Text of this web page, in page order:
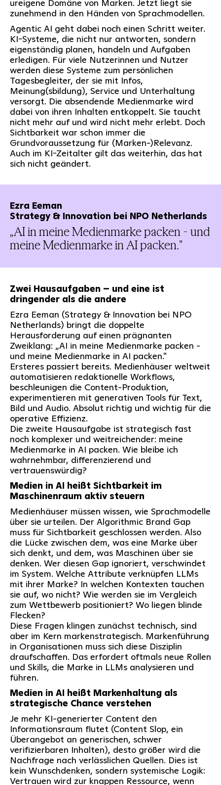
ureigene Domäne von Marken. Jetzt liegt sie
zunehmend in den Händen von Sprachmodellen.
Agentic AI geht dabei noch einen Schritt weiter.
KI-Systeme, die nicht nur antworten, sondern
eigenständig planen, handeln und Aufgaben
erledigen. Für viele Nutzerinnen und Nutzer
werden diese Systeme zum persönlichen
Tagesbegleiter, der sie mit Infos,
Meinung(sbildung), Service und Unterhaltung
versorgt. Die absendende Medienmarke wird
dabei von ihren Inhalten entkoppelt. Sie taucht
nicht mehr auf und wird nicht mehr erlebt. Doch
Sichtbarkeit war schon immer die
Grundvoraussetzung für (Marken-)Relevanz.
Auch im KI-Zeitalter gilt das weiterhin, das hat
sich nicht geändert.
Ezra Eeman
Strategy & Innovation bei NPO Netherlands
„AI in meine Medienmarke packen - und
meine Medienmarke in AI packen."
Zwei Hausaufgaben – und eine ist
dringender als die andere
Ezra Eeman (Strategy & Innovation bei NPO
Netherlands) bringt die doppelte
Herausforderung auf einen prägnanten
Zweiklang: „AI in meine Medienmarke packen -
und meine Medienmarke in AI packen."
Ersteres passiert bereits. Medienhäuser weltweit
automatisieren redaktionelle Workflows,
beschleunigen die Content-Produktion,
experimentieren mit generativen Tools für Text,
Bild und Audio. Absolut richtig und wichtig für die
operative Effizienz.
Die zweite Hausaufgabe ist strategisch fast
noch komplexer und weitreichender: meine
Medienmarke in AI packen. Wie bleibe ich
wahrnehmbar, differenzierend und
vertrauenswürdig?
Medien in AI heißt Sichtbarkeit im
Maschinenraum aktiv steuern
Medienhäuser müssen wissen, wie Sprachmodelle
über sie urteilen. Der Algorithmic Brand Gap
muss für Sichtbarkeit geschlossen werden. Also
die Lücke zwischen dem, was eine Marke über
sich denkt, und dem, was Maschinen über sie
denken. Wer diesen Gap ignoriert, verschwindet
im System. Welche Attribute verknüpfen LLMs
mit ihrer Marke? In welchen Kontexten tauchen
sie auf, wo nicht? Wie werden sie im Vergleich
zum Wettbewerb positioniert? Wo liegen blinde
Flecken?
Diese Fragen klingen zunächst technisch, sind
aber im Kern markenstrategisch. Markenführung
in Organisationen muss sich diese Disziplin
draufschaffen. Das erfordert oftmals neue Rollen
und Skills, die Marke in LLMs analysieren und
führen.
Medien in AI heißt Markenhaltung als
strategische Chance verstehen
Je mehr KI-generierter Content den
Informationsraum flutet (Content Slop, ein
Überangebot an generischen, schwer
verifizierbaren Inhalten), desto größer wird die
Nachfrage nach verlässlichen Quellen. Dies ist
kein Wunschdenken, sondern systemische Logik:
Vertrauen wird zur knappen Ressource, wenn